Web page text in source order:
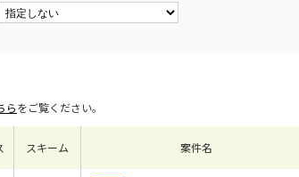
らをご覧ください。
スキーム 案件名